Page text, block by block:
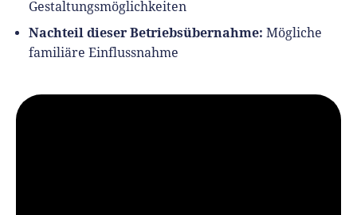
Gestaltungsmöglichkeiten
Nachteil dieser Betriebsübernahme: Mögliche
familiäre Einflussnahme